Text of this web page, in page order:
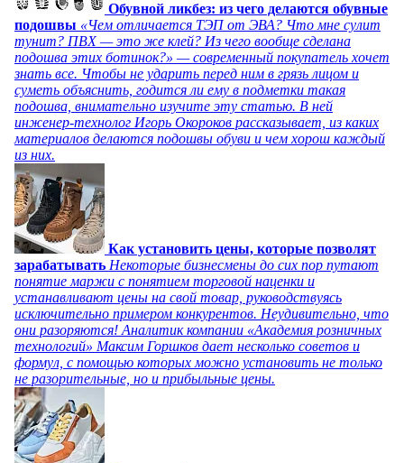
Обувной ликбез: из чего делаются обувные
подошвы «Чем отличается ТЭП от ЭВА? Что мне сулит
тунит? ПВХ — это же клей? Из чего вообще сделана
подошва этих ботинок?» — современный покупатель хочет
знать все. Чтобы не ударить перед ним в грязь лицом и
суметь объяснить, годится ли ему в подметки такая
подошва, внимательно изучите эту статью. В ней
инженер-технолог Игорь Окороков рассказывает, из каких
материалов делаются подошвы обуви и чем хорош каждый
из них.
Как установить цены, которые позволят
зарабатывать Некоторые бизнесмены до сих пор путают
понятие маржи с понятием торговой наценки и
устанавливают цены на свой товар, руководствуясь
исключительно примером конкурентов. Неудивительно, что
они разоряются! Аналитик компании «Академия розничных
технологий» Максим Горшков дает несколько советов и
формул, с помощью которых можно установить не только
не разорительные, но и прибыльные цены.